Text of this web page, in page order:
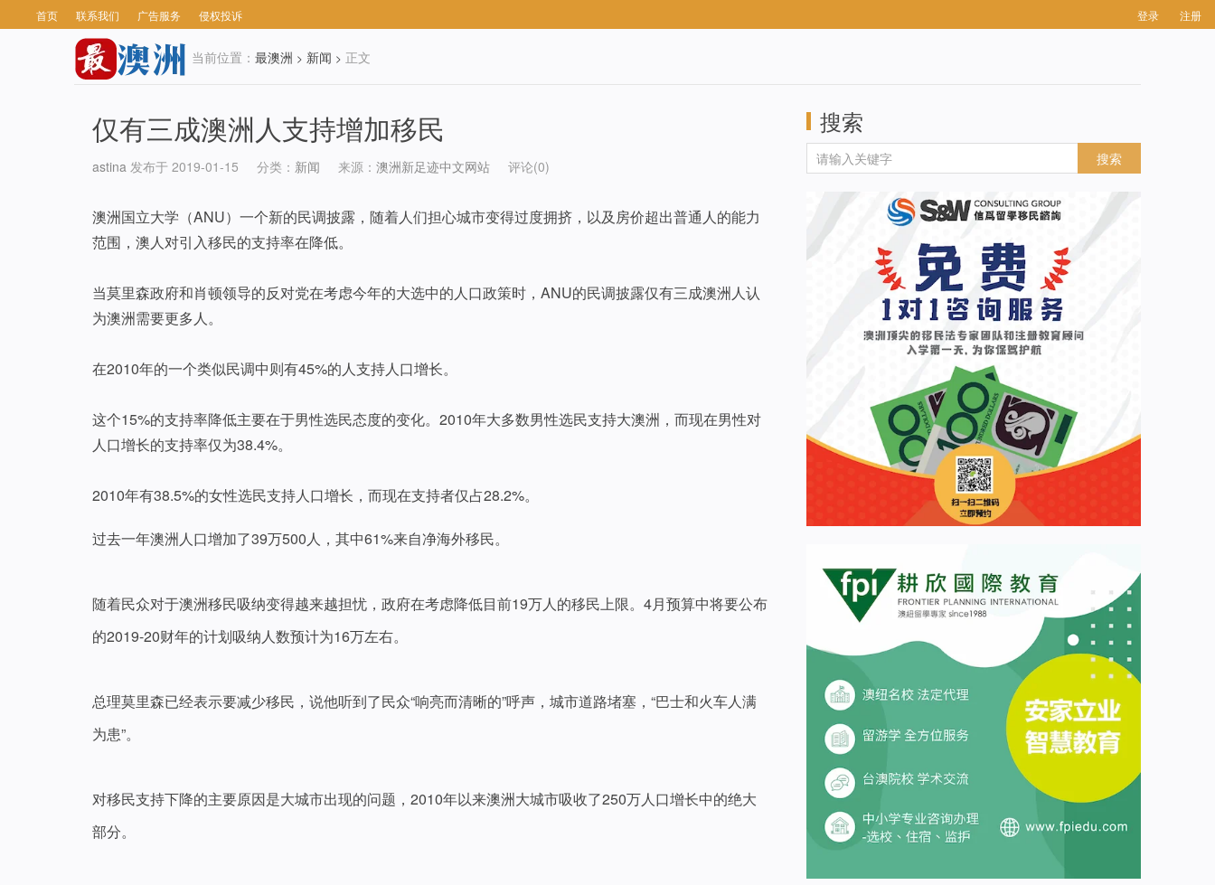
首页 联系我们 广告服务 侵权投诉 登录 注册
当前位置： 最澳洲 > 新闻 > 正文
仅有三成澳洲人支持增加移民
astina 发布于 2019-01-15 分类： 新闻 来源： 澳洲新足迹中文网站 评论(0)
澳洲国立大学（ANU）一个新的民调披露，随着人们担心城市变得过度拥挤，以及房价超出普通人的能力
范围，澳人对引入移民的支持率在降低。
当莫里森政府和肖顿领导的反对党在考虑今年的大选中的人口政策时，ANU的民调披露仅有三成澳洲人认
为澳洲需要更多人。
在2010年的一个类似民调中则有45%的人支持人口增长。
这个15%的支持率降低主要在于男性选民态度的变化。2010年大多数男性选民支持大澳洲，而现在男性对
人口增长的支持率仅为38.4%。
2010年有38.5%的女性选民支持人口增长，而现在支持者仅占28.2%。
过去一年澳洲人口增加了39万500人，其中61%来自净海外移民。
随着民众对于澳洲移民吸纳变得越来越担忧，政府在考虑降低目前19万人的移民上限。4月预算中将要公布
的2019-20财年的计划吸纳人数预计为16万左右。
总理莫里森已经表示要减少移民，说他听到了民众“响亮而清晰的”呼声，城市道路堵塞，“巴士和火车人满
为患”。
对移民支持下降的主要原因是大城市出现的问题，2010年以来澳洲大城市吸收了250万人口增长中的绝大
部分。
搜索